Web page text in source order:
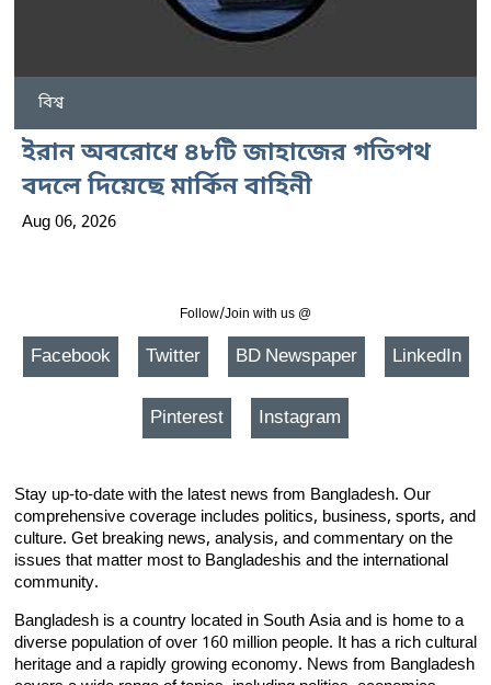
বিশ্ব
ইরান অবরোধে ৪৮টি জাহাজের গতিপথ
বদলে দিয়েছে মার্কিন বাহিনী
Aug 06, 2026
Follow/Join with us @
Facebook Twitter BD Newspaper LinkedIn
Pinterest Instagram
Stay up-to-date with the latest news from Bangladesh. Our
comprehensive coverage includes politics, business, sports, and
culture. Get breaking news, analysis, and commentary on the
issues that matter most to Bangladeshis and the international
community.
Bangladesh is a country located in South Asia and is home to a
diverse population of over 160 million people. It has a rich cultural
heritage and a rapidly growing economy. News from Bangladesh